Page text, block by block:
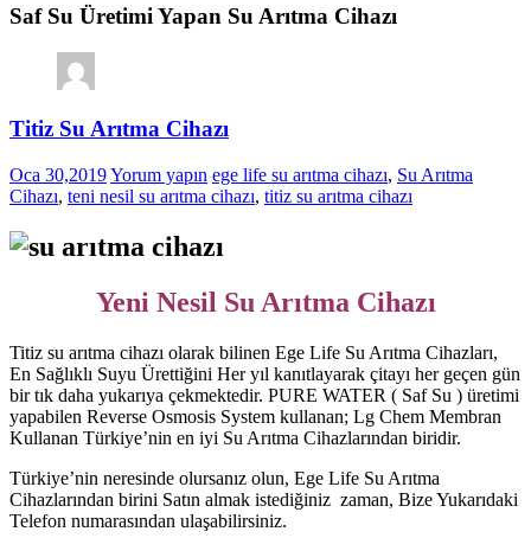
Saf Su Üretimi Yapan Su Arıtma Cihazı
Titiz Su Arıtma Cihazı
Oca 30,2019Yorum yapın ege life su arıtma cihazı, Su Arıtma
Cihazı, teni nesil su arıtma cihazı, titiz su arıtma cihazı
Yeni Nesil Su Arıtma Cihazı
Titiz su arıtma cihazı olarak bilinen Ege Life Su Arıtma Cihazları,
En Sağlıklı Suyu Ürettiğini Her yıl kanıtlayarak çitayı her geçen gün
bir tık daha yukarıya çekmektedir. PURE WATER ( Saf Su ) üretimi
yapabilen Reverse Osmosis System kullanan; Lg Chem Membran
Kullanan Türkiye’nin en iyi Su Arıtma Cihazlarından biridir.
Türkiye’nin neresinde olursanız olun, Ege Life Su Arıtma
Cihazlarından birini Satın almak istediğiniz zaman, Bize Yukarıdaki
Telefon numarasından ulaşabilirsiniz.